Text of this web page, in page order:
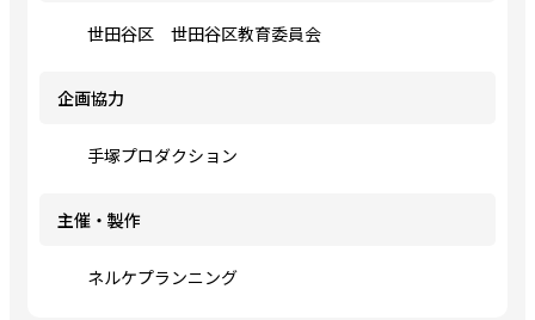
世田谷区 世田谷区教育委員会
企画協力
手塚プロダクション
主催・製作
ネルケプランニング